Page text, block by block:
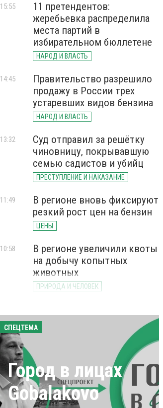
11 претендентов:
жеребьевка распределила
места партий в
избирательном бюллетене
НАРОД И ВЛАСТЬ
15:55
Правительство разрешило
продажу в России трех
устаревших видов бензина
НАРОД И ВЛАСТЬ
14:45
Суд отправил за решётку
чиновницу, покрывавшую
семью садистов и убийц
ПРЕСТУПЛЕНИЕ И НАКАЗАНИЕ
13:32
В регионе вновь фиксируют
резкий рост цен на бензин
ЦЕНЫ
11:49
В регионе увеличили квоты
на добычу копытных
животных
ПРИРОДА И ЧЕЛОВЕК
10:58
СПЕЦТЕМА
Город в лицах
Gobalakovo